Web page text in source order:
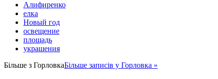
Алифиренко
елка
Новый год
освещение
площадь
украшения
Більше з ГорловкаБільше записів у Горловка »